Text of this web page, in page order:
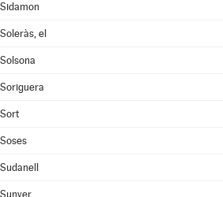
Sidamon
Soleràs, el
Solsona
Soriguera
Sort
Soses
Sudanell
Sunyer